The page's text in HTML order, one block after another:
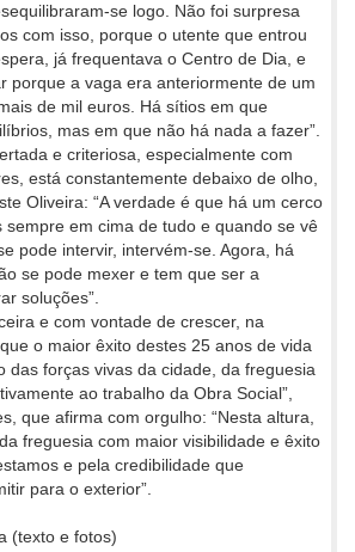
se logo. Não foi surpresa
com isso, porque o utente que entrou
já frequentava o Centro de Dia, e
porque a vaga era anteriormente de um
de mil euros. Há sítios em que
mas em que não há nada a fazer”.
e criteriosa, especialmente com
está constantemente debaixo de olho,
Oliveira: “A verdade é que há um cerco
sempre em cima de tudo e quando se vê
pode intervir, intervém-se. Agora, há
se pode mexer e tem que ser a
soluções”.
e com vontade de crescer, na
o maior êxito destes 25 anos de vida
das forças vivas da cidade, da freguesia
ao trabalho da Obra Social”,
que afirma com orgulho: “Nesta altura,
freguesia com maior visibilidade e êxito
e pela credibilidade que
para o exterior”.
(texto e fotos)